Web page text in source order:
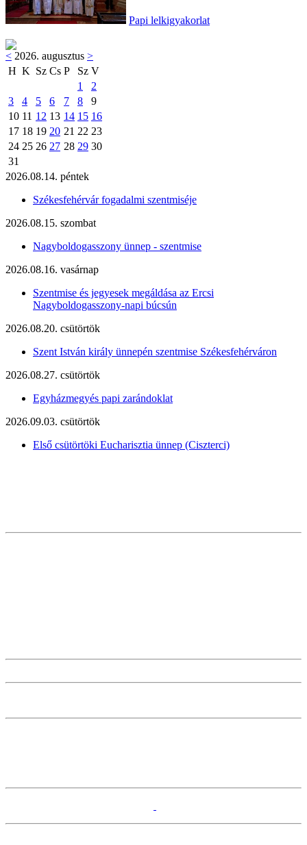
Papi lelkigyakorlat
< 2026. augusztus >
H K Sz Cs P Sz V
1
2
3
4 5 6 7 8
9
10 11 12 13 14 15 16
17 18 19 20 21 22 23
24 25 26 27 28 29 30
31
2026.08.14. péntek
Székesfehérvár fogadalmi szentmiséje
2026.08.15. szombat
Nagyboldogasszony ünnep - szentmise
2026.08.16. vasárnap
Szentmise és jegyesek megáldása az Ercsi
Nagyboldogasszony-napi búcsún
2026.08.20. csütörtök
Szent István király ünnepén szentmise Székesfehérváron
2026.08.27. csütörtök
Egyházmegyés papi zarándoklat
2026.09.03. csütörtök
Első csütörtöki Eucharisztia ünnep (Ciszterci)